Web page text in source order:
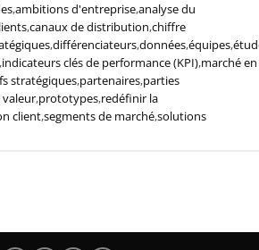
,ambitions d'entreprise,analyse du
,canaux de distribution,chiffre
,différenciateurs,données,équipes,
,indicateurs clés de performance (KPI),marché en
stratégiques,partenaires,parties
,prototypes,redéfinir la
client,segments de marché,solutions